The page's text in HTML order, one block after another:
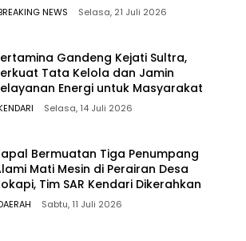
NEWS Selasa, 21 Juli 2026
Gandeng Kejati Sultra,
Tata Kelola dan Jamin
Energi untuk Masyarakat
Selasa, 14 Juli 2026
Bermuatan Tiga Penumpang
Mati Mesin di Perairan Desa
Tim SAR Kendari Dikerahkan
Sabtu, 11 Juli 2026